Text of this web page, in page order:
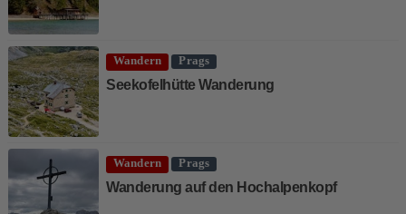
Wandern Prags
Seekofelhütte Wanderung
Wandern Prags
Wanderung auf den Hochalpenkopf